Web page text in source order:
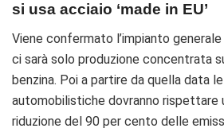
si usa acciaio ‘made in EU’
Viene confermato l’impianto
ci sarà solo produzione concentrata
benzina. Poi a partire da quella data
automobilistiche dovranno rispettare
riduzione del 90 per cento delle